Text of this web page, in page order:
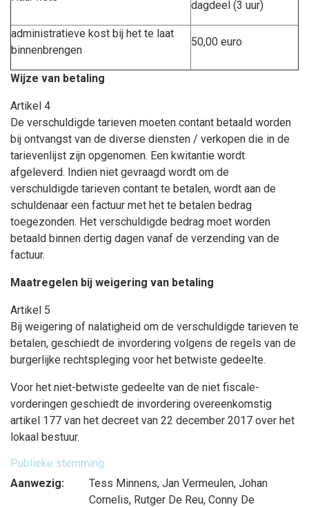
dagdeel (3 uur)
administratieve kost bij het te laat
binnenbrengen
50,00 euro
Wijze van betaling
Artikel 4
De verschuldigde tarieven moeten contant betaald worden
bij ontvangst van de diverse diensten / verkopen die in de
tarievenlijst zijn opgenomen. Een kwitantie wordt
afgeleverd. Indien niet gevraagd wordt om de
verschuldigde tarieven contant te betalen, wordt aan de
schuldenaar een factuur met het te betalen bedrag
toegezonden. Het verschuldigde bedrag moet worden
betaald binnen dertig dagen vanaf de verzending van de
factuur.
Maatregelen bij weigering van betaling
Artikel 5
Bij weigering of nalatigheid om de verschuldigde tarieven te
betalen, geschiedt de invordering volgens de regels van de
burgerlijke rechtspleging voor het betwiste gedeelte.
Voor het niet-betwiste gedeelte van de niet fiscale-
vorderingen geschiedt de invordering overeenkomstig
artikel 177 van het decreet van 22 december 2017 over het
lokaal bestuur.
Publieke stemming
Aanwezig:
Tess Minnens, Jan Vermeulen, Johan
Cornelis, Rutger De Reu, Conny De